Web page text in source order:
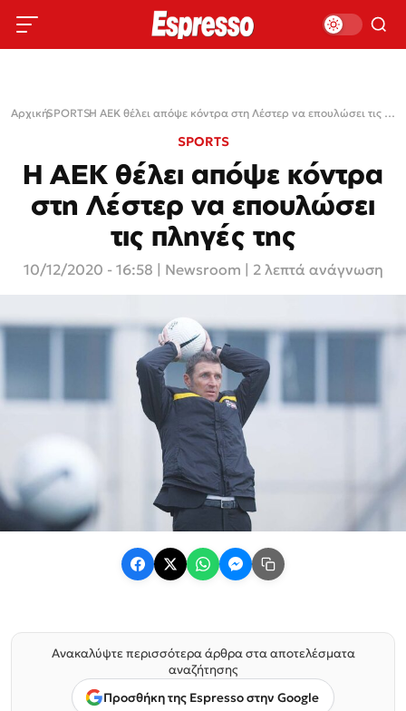
Αρχική›
SPORTS› Η ΑΕΚ θέλει απόψε κόντρα στη Λέστερ να επουλώσει τις πληγές της
SPORTS
Η ΑΕΚ θέλει απόψε κόντρα
στη Λέστερ να επουλώσει
τις πληγές της
10/12/2020 - 16:58 Newsroom | 2 λεπτά ανάγνωση
Ανακαλύψτε περισσότερα άρθρα στα αποτελέσματα
αναζήτησης
Προσθήκη της Espresso στην Google